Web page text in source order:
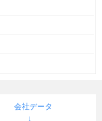
会社データ